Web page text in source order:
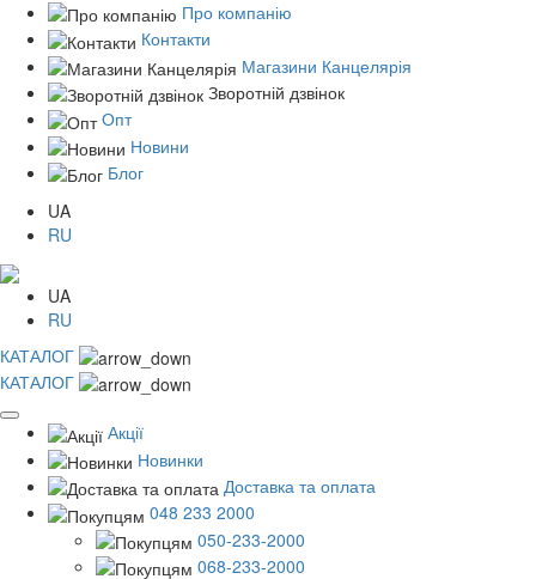
Про компанію
Контакти
Магазини Канцелярія
Зворотній дзвінок
Опт
Новини
Блог
UA
RU
UA
RU
КАТАЛОГ
КАТАЛОГ
Акції
Новинки
Доставка та оплата
048 233 2000
050-233-2000
068-233-2000